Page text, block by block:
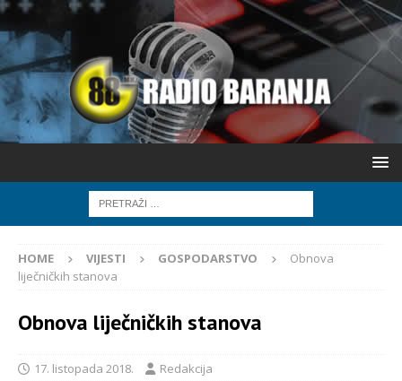
HOME VIJESTI GOSPODARSTVO
Obnova
liječničkih stanova
Obnova liječničkih stanova
17. listopada 2018. Redakcija